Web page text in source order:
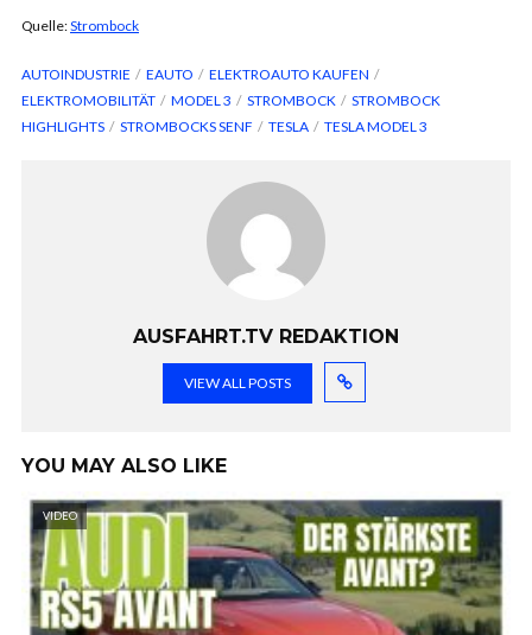
Quelle:Strombock
AUTOINDUSTRIE EAUTO
ELEKTROAUTO KAUFEN
ELEKTROMOBILITÄT
MODEL 3 STROMBOCK
STROMBOCK
HIGHLIGHTS
STROMBOCKS SENF TESLA TESLA MODEL 3
AUSFAHRT.TV REDAKTION
VIEW ALL POSTS
YOU MAY ALSO LIKE
VIDEO